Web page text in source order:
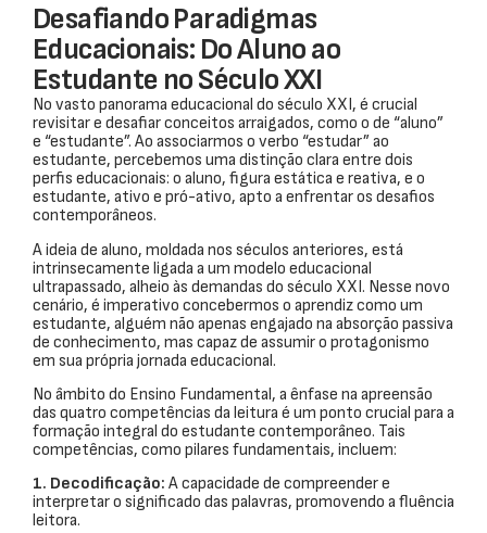
Desafiando Paradigmas
Educacionais: Do Aluno ao
Estudante no Século XXI
No vasto panorama educacional do século XXI, é crucial
revisitar e desafiar conceitos arraigados, como o de “aluno”
e “estudante”. Ao associarmos o verbo “estudar” ao
estudante, percebemos uma distinção clara entre dois
perfis educacionais: o aluno, figura estática e reativa, e o
estudante, ativo e pró-ativo, apto a enfrentar os desafios
contemporâneos.
A ideia de aluno, moldada nos séculos anteriores, está
intrinsecamente ligada a um modelo educacional
ultrapassado, alheio às demandas do século XXI. Nesse novo
cenário, é imperativo concebermos o aprendiz como um
estudante, alguém não apenas engajado na absorção passiva
de conhecimento, mas capaz de assumir o protagonismo
em sua própria jornada educacional.
No âmbito do Ensino Fundamental, a ênfase na apreensão
das quatro competências da leitura é um ponto crucial para a
formação integral do estudante contemporâneo. Tais
competências, como pilares fundamentais, incluem:
1. Decodificação: A capacidade de compreender e
interpretar o significado das palavras, promovendo a fluência
leitora.